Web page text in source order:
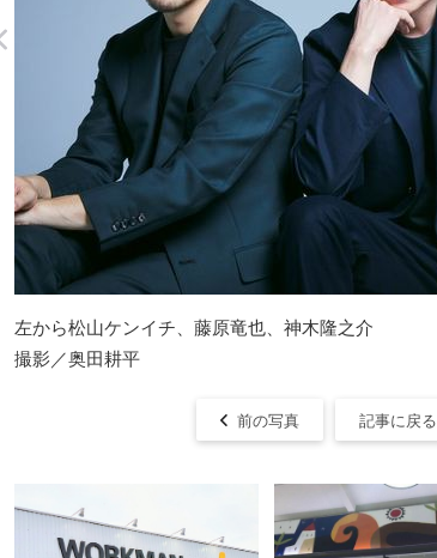
左から松山ケンイチ、藤原竜也、神木隆之介
撮影／奥田耕平
前の写真 記事に戻る